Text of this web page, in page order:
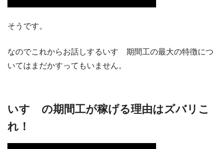
そうです。
なのでこれからお話しするいすゞ期間工の最大の特徴につ
いてはまだかすってもいません。
いすゞの期間工が稼げる理由はズバリこ
れ！